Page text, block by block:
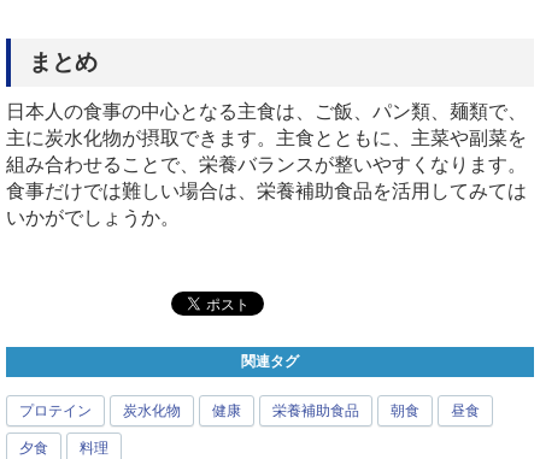
まとめ
日本人の食事の中心となる主食は、ご飯、パン類、麺類で、
主に炭水化物が摂取できます。主食とともに、主菜や副菜を
組み合わせることで、栄養バランスが整いやすくなります。
食事だけでは難しい場合は、栄養補助食品を活用してみては
いかがでしょうか。
関連タグ
プロテイン 炭水化物 健康 栄養補助食品 朝食 昼食
夕食 料理